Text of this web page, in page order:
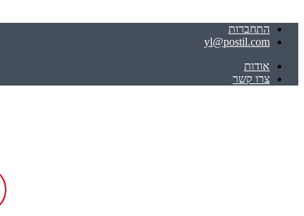
התחברות
yl@postil.com
אודות
צרו קשר